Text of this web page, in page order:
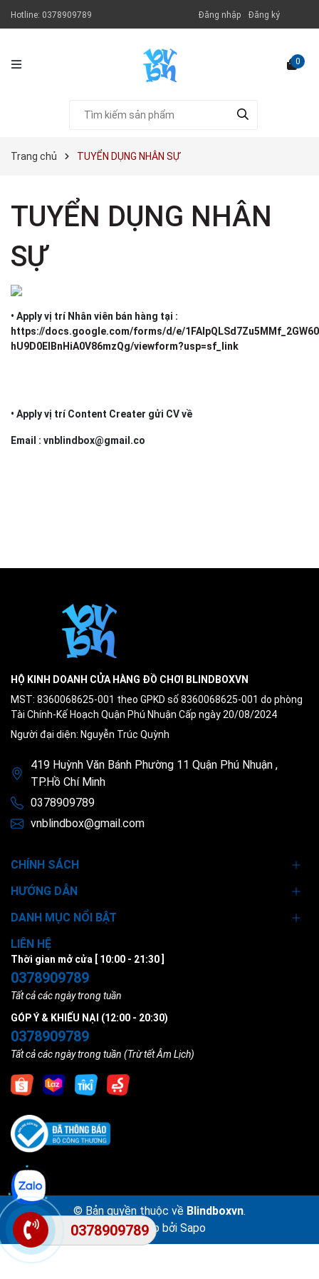
Hotline: 0378909789 Đăng nhập Đăng ký
0
Trang chủ TUYỂN DỤNG NHÂN SỰ
TUYỂN DỤNG NHÂN
SỰ
• Apply vị trí Nhân viên bán hàng tại :
https://docs.google.com/forms/d/e/
hU9D0ElBnHiA0V86mzQg/viewform?usp=sf_link
• Apply vị trí Content Creater gửi CV về
Email : vnblindbox@gmail.co
HỘ KINH DOANH CỬA HÀNG ĐỒ CHƠI BLINDBOXVN
MST: 8360068625-001 theo GPKD số 8360068625-001 do phòng
Tài Chính-Kế Hoạch Quận Phú Nhuận Cấp ngày 20/08/2024
Người đại diện: Nguyễn Trúc Quỳnh
419 Huỳnh Văn Bánh Phường 11 Quận Phú Nhuận ,
TP.Hồ Chí Minh
0378909789
vnblindbox@gmail.com
CHÍNH SÁCH
HƯỚNG DẪN
DANH MỤC NỔI BẬT
LIÊN HỆ
Thời gian mở cửa [ 10:00 - 21:30 ]
0378909789
Tất cả các ngày trong tuần
GÓP Ý & KHIẾU NẠI (12:00 - 20:30)
0378909789
Tất cả các ngày trong tuần (Trừ tết Âm Lịch)
© Bản quyền thuộc về Blindboxvn.
Cung cấp bởi Sapo
0378909789